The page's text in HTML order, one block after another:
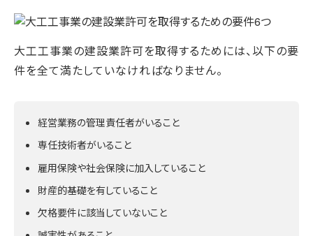
大工工事業の建設業許可を取得するためには、以下の要
件を全て満たしていなければなりません。
経営業務の管理責任者がいること
専任技術者がいること
雇用保険や社会保険に加入していること
財産的基礎を有していること
欠格要件に該当していないこと